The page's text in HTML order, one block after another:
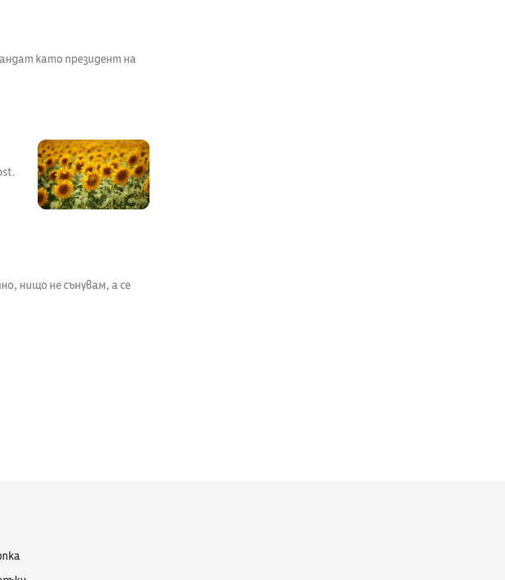
като президент на
нищо не сънувам, а се